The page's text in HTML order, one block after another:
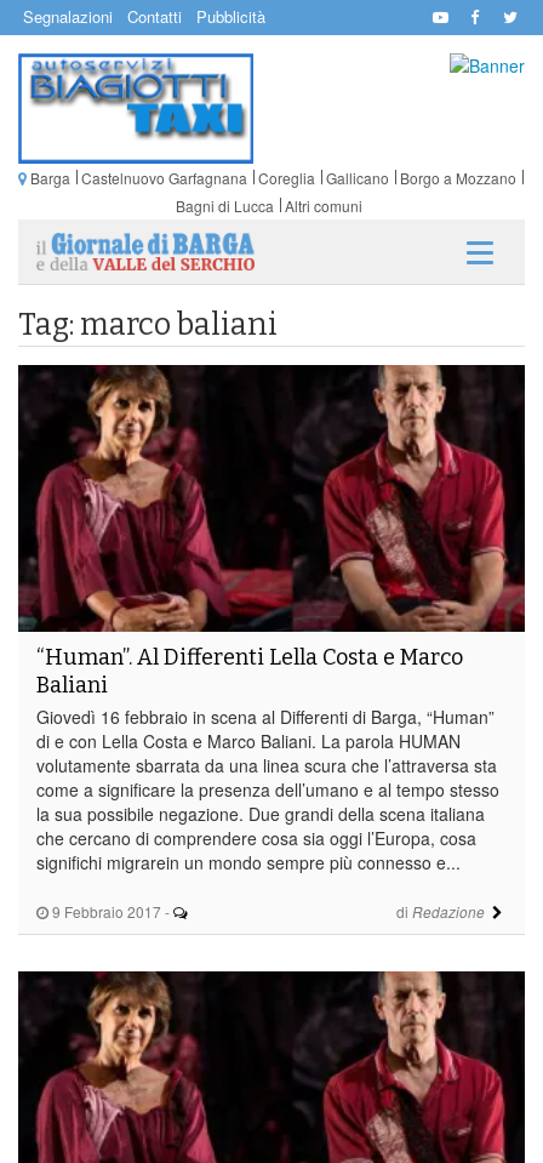
Segnalazioni Contatti Pubblicità
Barga Castelnuovo Garfagnana Coreglia Gallicano
Borgo a Mozzano
Bagni di Lucca Altri comuni
Tag: marco baliani
9 Febbraio 2017 - di Redazione
“Human”. Al Differenti Lella Costa e Marco
Baliani
Giovedì 16 febbraio in scena al Differenti di Barga, “Human”
di e con Lella Costa e Marco Baliani. La parola HUMAN
volutamente sbarrata da una linea scura che l’attraversa sta
come a significare la presenza dell’umano e al tempo stesso
la sua possibile negazione. Due grandi della scena italiana
che cercano di comprendere cosa sia oggi l’Europa, cosa
significhi migrarein un mondo sempre più connesso e...